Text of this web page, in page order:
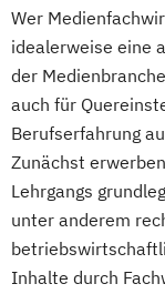
Wer
idealerweise eine
der
auch für
Berufserfahrung
Zunächst
Lehrgangs
unter anderem
Inhalte durch